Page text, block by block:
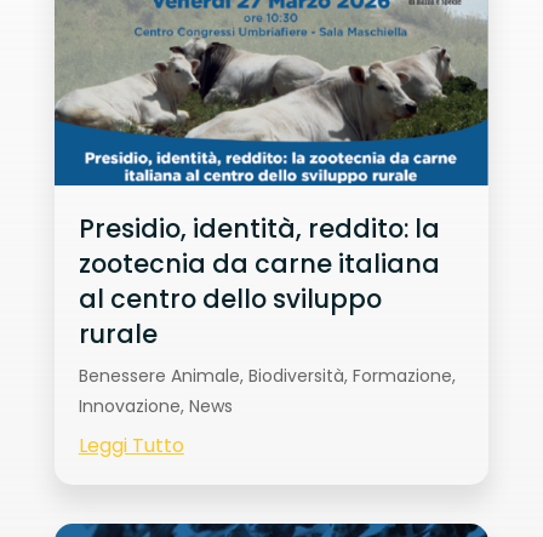
Presidio, identità, reddito: la
zootecnia da carne italiana
al centro dello sviluppo
rurale
Benessere Animale, Biodiversità, Formazione,
Innovazione, News
Leggi Tutto